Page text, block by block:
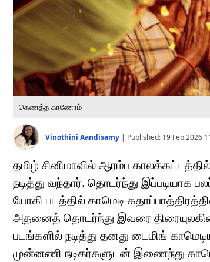
கெணத்த காணோம்
Vinothini Aandisamy | Published: 19 Feb 2026
தமிழ் சினிமாவில் ஆரம்ப
நடித்து வந்தார். தொடர்ந்து இப்படியாக
யோகி படத்தில் காமெடி
அதனைத் தொடர்ந்து இவரை
படங்களில் நடித்து தனது டைமிங்
முன்னணி நடிகர்களுடன் இணைந்து